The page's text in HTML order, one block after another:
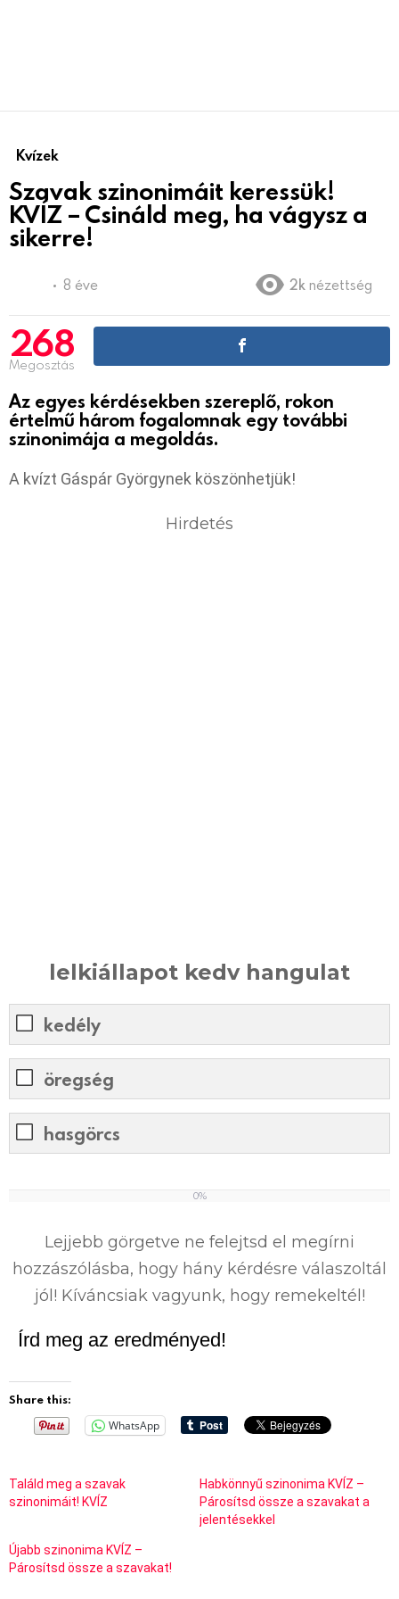
Kvízek
Szavak szinonimáit keressük!
KVÍZ – Csináld meg, ha vágysz a
sikerre!
8 éve 2k nézettség
268
Megosztás
Az egyes kérdésekben szereplő, rokon
értelmű három fogalomnak egy további
szinonimája a megoldás.
A kvízt Gáspár Györgynek köszönhetjük!
Hirdetés
lelkiállapot kedv hangulat
kedély
öregség
hasgörcs
0%
Lejjebb görgetve ne felejtsd el megírni
hozzászólásba, hogy hány kérdésre válaszoltál
jól! Kíváncsiak vagyunk, hogy remekeltél!
Írd meg az eredményed!
Share this:
WhatsApp
Találd meg a szavak
szinonimáit! KVÍZ
Habkönnyű szinonima KVÍZ –
Párosítsd össze a szavakat a
jelentésekkel
Újabb szinonima KVÍZ –
Párosítsd össze a szavakat!